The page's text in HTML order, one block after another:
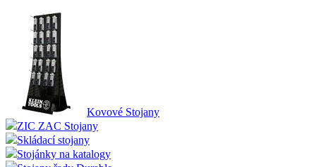
Kovové Stojany
ZIC ZAC Stojany
Skládací stojany
Stojánky na katalogy